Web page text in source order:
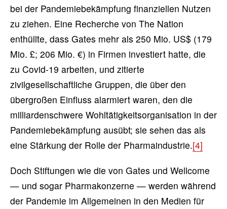
bei der Pandemiebekämpfung finanziellen Nutzen
zu ziehen. Eine Recherche von The Nation
enthüllte, dass Gates mehr als 250 Mio. US$ (179
Mio. £; 206 Mio. €) in Firmen investiert hatte, die
zu Covid-19 arbeiten, und zitierte
zivilgesellschaftliche Gruppen, die über den
übergroßen Einfluss alarmiert waren, den die
milliardenschwere Wohltätigkeitsorganisation in der
Pandemiebekämpfung ausübt; sie sehen das als
eine Stärkung der Rolle der Pharmaindustrie.[4]
Doch Stiftungen wie die von Gates und Wellcome
— und sogar Pharmakonzerne — werden während
der Pandemie im Allgemeinen in den Medien für